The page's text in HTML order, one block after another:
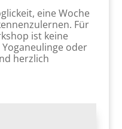
eine Woche
Für
ist keine
oder
herzlich